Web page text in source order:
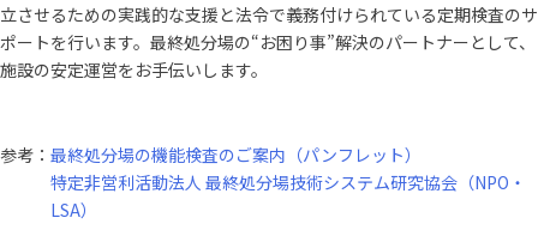
立させるための実践的な支援と法令で義務付けられている定期検査のサ
ポートを行います。最終処分場の“お困り事”解決のパートナーとして、
施設の安定運営をお手伝いします。
参考： 最終処分場の機能検査のご案内（パンフレット）
特定非営利活動法人 最終処分場技術システム研究協会（NPO・
LSA）